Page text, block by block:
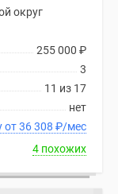
округ
255 000 ₽
3
11 из 17
нет
В ипотеку от 36 308 ₽/мес
4 похожих